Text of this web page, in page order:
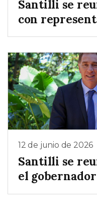
Santilli se
con
12 de junio de 2026
Santilli se
el